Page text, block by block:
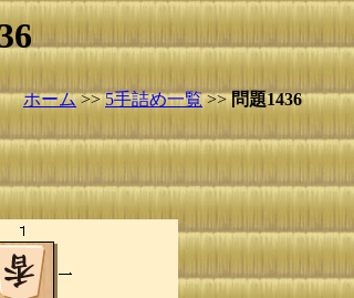
ホーム>>5手詰め一覧>>問題1436